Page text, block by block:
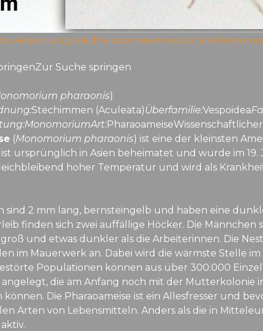
wiki/Pharaoameise#/media/
Suche springen
pharaonis)
Stechimmen (Aculeata)Überfamilie:Vespoidea
MonomoriumArt:
(Monomorium pharaonis) ist eine der kleinsten
ist ursprünglich in Asien beheimatet und wurde im
hoher Temperatur und wird als
sind 2 mm lang, bernsteingelb und haben eine
finden sich zwei auffällige Höcker. Die Männchen
und etwas dunkler als die Arbeiterinnen. Die
im Mauerwerk an. Dabei wird die wärmste Stelle
Populationen können aus über 300.000
die am Anfang noch mit der Mutterkolonie
können. Die Pharaoameise ist ein Allesfresser und
Arten von Lebensmitteln. Anders als die in